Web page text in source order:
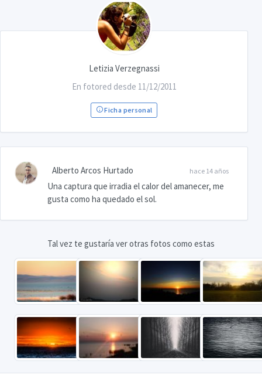
Letizia Verzegnassi
En fotored desde 11/12/2011
Ficha personal
hace 14 años
Alberto Arcos Hurtado
Una captura que irradia el calor del amanecer, me
gusta como ha quedado el sol.
Tal vez te gustaría ver otras fotos como estas